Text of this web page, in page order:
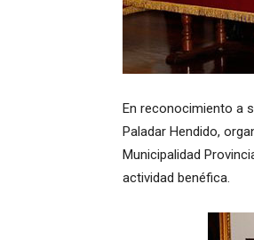
En reconocimiento a
Paladar Hendido,
Municipalidad
actividad benéfica.